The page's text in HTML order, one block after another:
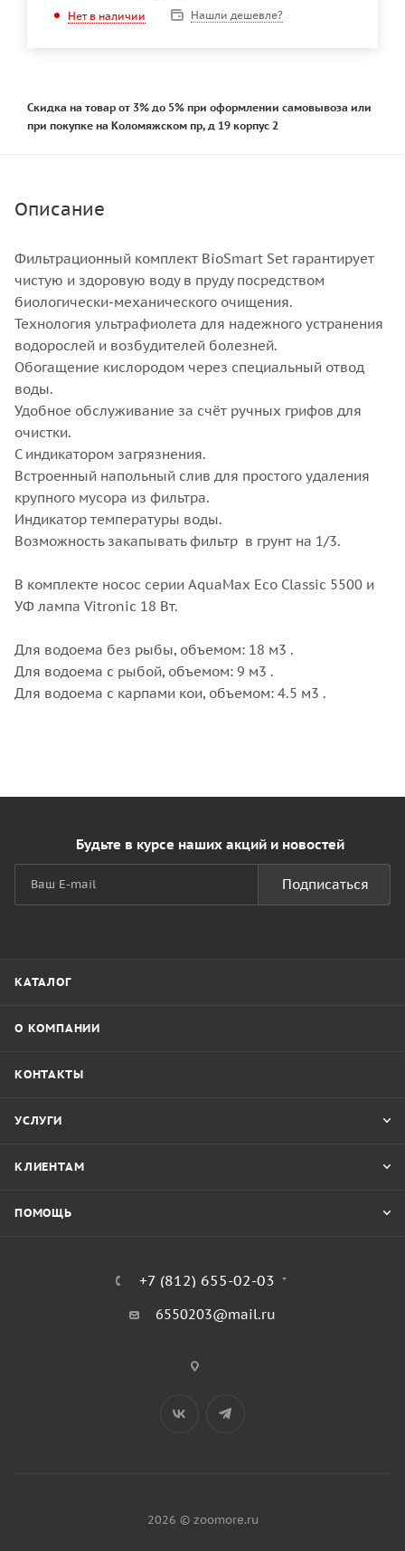
Нет в наличии Нашли дешевле?
Скидка на товар от 3% до 5% при оформлении самовывоза или
при покупке на Коломяжском пр, д 19 корпус 2
Описание
Фильтрационный комплект BioSmart Set гарантирует
чистую и здоровую воду в пруду посредством
биологически-механического очищения.
Технология ультрафиолета для надежного устранения
водорослей и возбудителей болезней.
Обогащение кислородом через специальный отвод
воды.
Удобное обслуживание за счёт ручных грифов для
очистки.
С индикатором загрязнения.
Встроенный напольный слив для простого удаления
крупного мусора из фильтра.
Индикатор температуры воды.
Возможность закапывать фильтр в грунт на 1/3.
В комплекте носос серии AquaMax Eco Classic 5500 и
УФ лампа Vitronic 18 Вт.
Для водоема без рыбы, объемом: 18 м3 .
Для водоема с рыбой, объемом: 9 м3 .
Для водоема с карпами кои, объемом: 4.5 м3 .
Будьте в курсе наших акций и новостей
Подписаться
КАТАЛОГ
О КОМПАНИИ
КОНТАКТЫ
УСЛУГИ
КЛИЕНТАМ
ПОМОЩЬ
+7 (812) 655-02-03
6550203@mail.ru
2026 © zoomore.ru